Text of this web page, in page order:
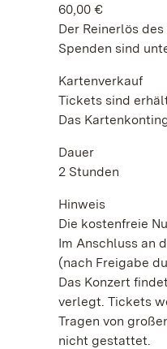
60,00 €
Der Reinerlös
Spenden sind
Kartenverkauf
Tickets sind
Das
Dauer
2 Stunden
Hinweis
Die kostenfreie
Im Anschluss an
(nach Freigabe
Das Konzert
verlegt. Tickets
Tragen von
nicht gestattet.